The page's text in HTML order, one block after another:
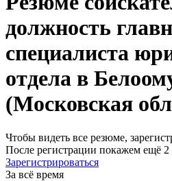
должность
специалиста
отдела в
(Московская
Чтобы видеть все резюме,
После регистрации покажем ещё
Зарегистрироваться
За всё время